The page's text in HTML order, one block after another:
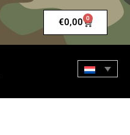
€0,00 0